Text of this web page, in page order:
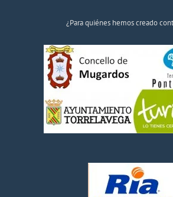
¿Para quiénes hemos creado